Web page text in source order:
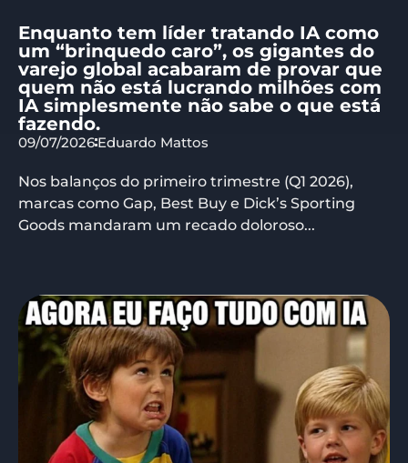
Enquanto tem líder tratando IA como
um “brinquedo caro”, os gigantes do
varejo global acabaram de provar que
quem não está lucrando milhões com
IA simplesmente não sabe o que está
fazendo.
09/07/2026 Eduardo Mattos
Nos balanços do primeiro trimestre (Q1 2026),
marcas como Gap, Best Buy e Dick’s Sporting
Goods mandaram um recado doloroso...